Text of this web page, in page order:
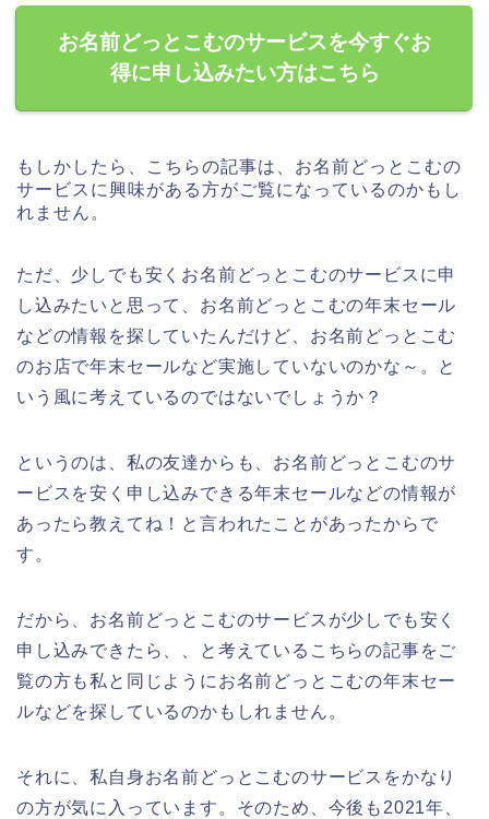
お名前どっとこむのサービスを今すぐお
得に申し込みたい方はこちら
もしかしたら、こちらの記事は、お名前どっとこむの
サービスに興味がある方がご覧になっているのかもし
れません。
ただ、少しでも安くお名前どっとこむのサービスに申
し込みたいと思って、お名前どっとこむの年末セール
などの情報を探していたんだけど、お名前どっとこむ
のお店で年末セールなど実施していないのかな～。と
いう風に考えているのではないでしょうか？
というのは、私の友達からも、お名前どっとこむのサ
ービスを安く申し込みできる年末セールなどの情報が
あったら教えてね！と言われたことがあったからで
す。
だから、お名前どっとこむのサービスが少しでも安く
申し込みできたら、、と考えているこちらの記事をご
覧の方も私と同じようにお名前どっとこむの年末セー
ルなどを探しているのかもしれません。
それに、私自身お名前どっとこむのサービスをかなり
の方が気に入っています。そのため、今後も2021年、